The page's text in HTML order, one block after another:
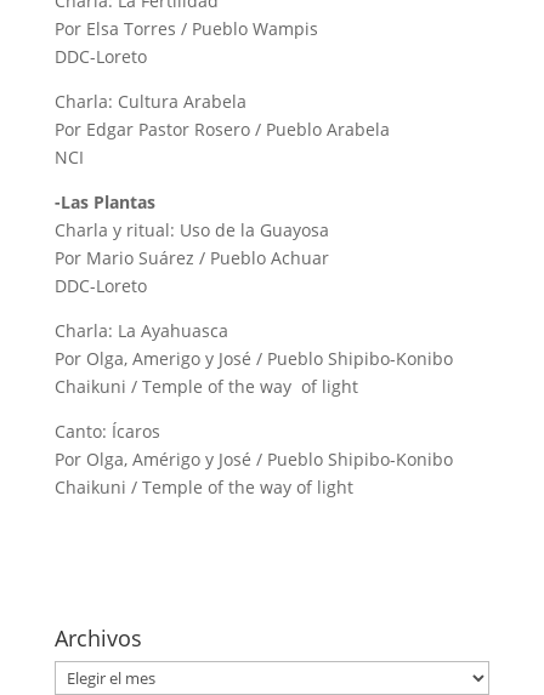
Por Elsa Torres / Pueblo Wampis
DDC-Loreto
Charla: Cultura Arabela
Por Edgar Pastor Rosero / Pueblo Arabela
NCI
-Las Plantas
Charla y ritual: Uso de la Guayosa
Por Mario Suárez / Pueblo Achuar
DDC-Loreto
Charla: La Ayahuasca
Por Olga, Amerigo y José / Pueblo Shipibo-Konibo
Chaikuni / Temple of the way of light
Canto: Ícaros
Por Olga, Amérigo y José / Pueblo Shipibo-Konibo
Chaikuni / Temple of the way of light
Archivos
Archivos